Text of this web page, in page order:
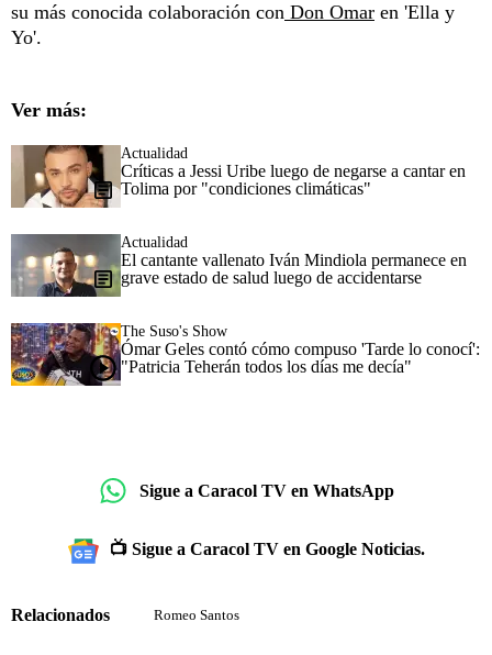
su más conocida colaboración con Don Omar en 'Ella y
Yo'.
Ver más:
Actualidad
Críticas a Jessi Uribe luego de negarse a cantar en
Tolima por "condiciones climáticas"
Actualidad
El cantante vallenato Iván Mindiola permanece en
grave estado de salud luego de accidentarse
The Suso's Show
Ómar Geles contó cómo compuso 'Tarde lo conocí':
"Patricia Teherán todos los días me decía"
Sigue a Caracol TV en WhatsApp
📺 Sigue a Caracol TV en Google Noticias.
Relacionados Romeo Santos